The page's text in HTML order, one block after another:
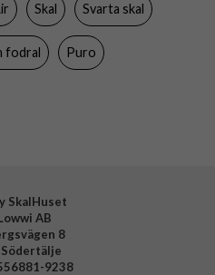
Genomskinlig, Svart
Hårdplast (PC), Mjukplast (TPU)
Skal Svarta skal
fodral Puro
SkalHuset
AB
8
9238